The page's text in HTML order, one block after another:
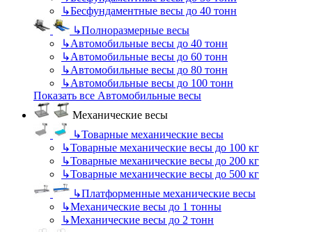
↳Бесфундаментные весы до 40 тонн
↳Полноразмерные весы
↳Автомобильные весы до 40 тонн
↳Автомобильные весы до 60 тонн
↳Автомобильные весы до 80 тонн
↳Автомобильные весы до 100 тонн
Показать все Автомобильные весы
Механические весы
↳Товарные механические весы
↳Товарные механические весы до 100 кг
↳Товарные механические весы до 200 кг
↳Товарные механические весы до 500 кг
↳Платформенные механические весы
↳Механические весы до 1 тонны
↳Механические весы до 2 тонн